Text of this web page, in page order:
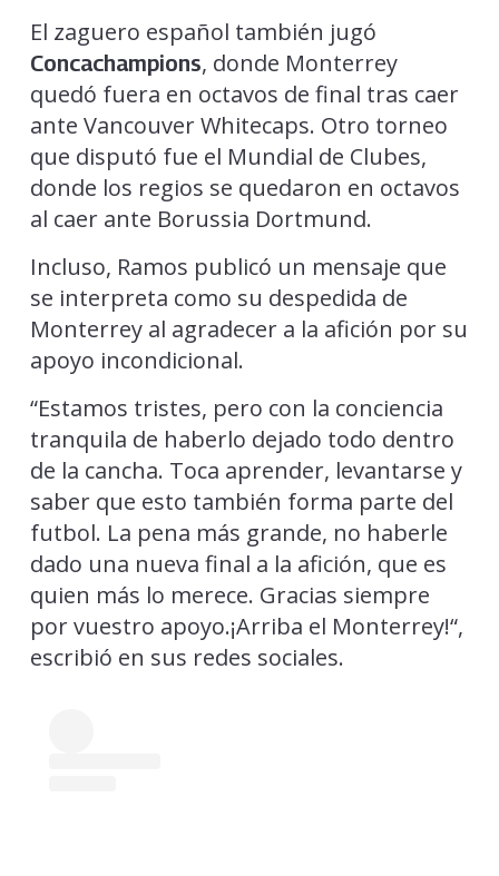
El zaguero español también jugó
Concachampions, donde Monterrey
quedó fuera en octavos de final tras caer
ante Vancouver Whitecaps. Otro torneo
que disputó fue el Mundial de Clubes,
donde los regios se quedaron en octavos
al caer ante Borussia Dortmund.
Incluso, Ramos publicó un mensaje que
se interpreta como su despedida de
Monterrey al agradecer a la afición por su
apoyo incondicional.
“Estamos tristes, pero con la conciencia
tranquila de haberlo dejado todo dentro
de la cancha. Toca aprender, levantarse y
saber que esto también forma parte del
futbol. La pena más grande, no haberle
dado una nueva final a la afición, que es
quien más lo merece. Gracias siempre
por vuestro apoyo.¡Arriba el Monterrey!“,
escribió en sus redes sociales.